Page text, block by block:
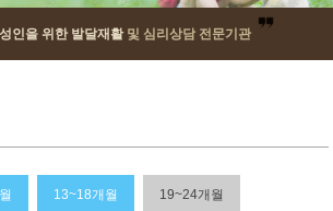
인을 위한 발달재활 및 심리상담 전문기관
13~18개월 19~24개월